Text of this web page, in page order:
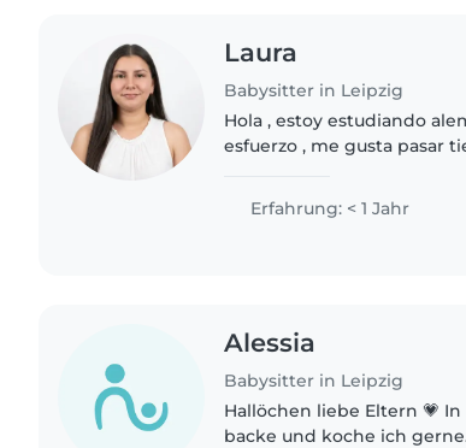
Laura
Babysitter in Leipzig
Hola , estoy estudiando
esfuerzo , me gusta pasar
responsable..
Erfahrung: < 1 Jahr
Alessia
Babysitter in Leipzig
Hallöchen liebe Eltern 💗 In meiner Freizeit zeichne,
backe und koche ich